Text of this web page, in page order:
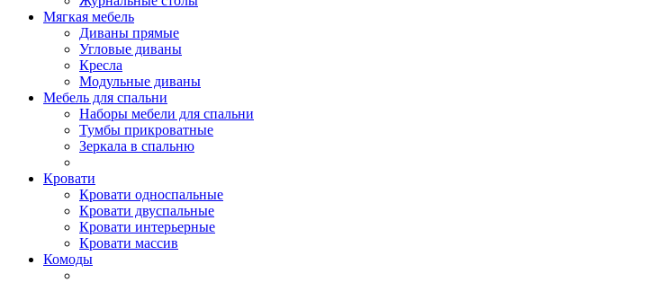
Мягкая мебель
Диваны прямые
Угловые диваны
Кресла
Модульные диваны
Мебель для спальни
Наборы мебели для спальни
Тумбы прикроватные
Зеркала в спальню
Кровати
Кровати односпальные
Кровати двуспальные
Кровати интерьерные
Кровати массив
Комоды